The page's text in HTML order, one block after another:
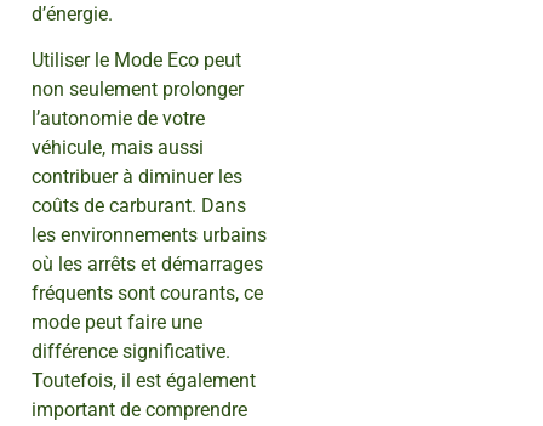
d’énergie.
Utiliser le Mode Eco peut
non seulement prolonger
l’autonomie de votre
véhicule, mais aussi
contribuer à diminuer les
coûts de carburant. Dans
les environnements urbains
où les arrêts et démarrages
fréquents sont courants, ce
mode peut faire une
différence significative.
Toutefois, il est également
important de comprendre